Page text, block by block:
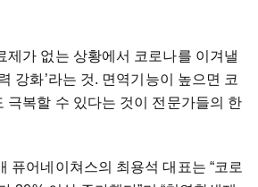
제가 없는 상황에서 코로나를 이겨낼
강화’라는 것. 면역기능이 높으면 코
극복할 수 있다는 것이 전문가들의 한
퓨어네이쳐스의 최용석 대표는 “코로